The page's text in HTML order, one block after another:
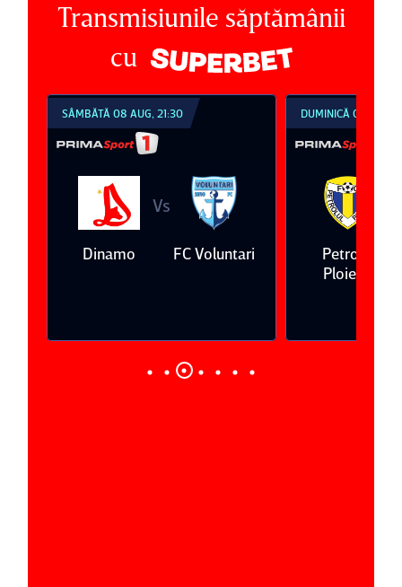
Transmisiunile săptămânii
cu
SÂMBĂTĂ 08 AUG, 21:30
Dinamo
Vs
FC Voluntari
DUMINICĂ 09 AUG,
Petrolul
Ploieşti